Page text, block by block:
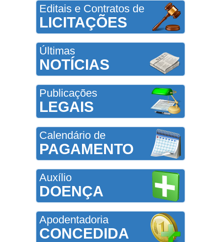
Editais e Contratos de
LICITAÇÕES
Últimas
NOTÍCIAS
Publicações
LEGAIS
Calendário de
PAGAMENTO
Auxílio
DOENÇA
Apodentadoria
CONCEDIDA